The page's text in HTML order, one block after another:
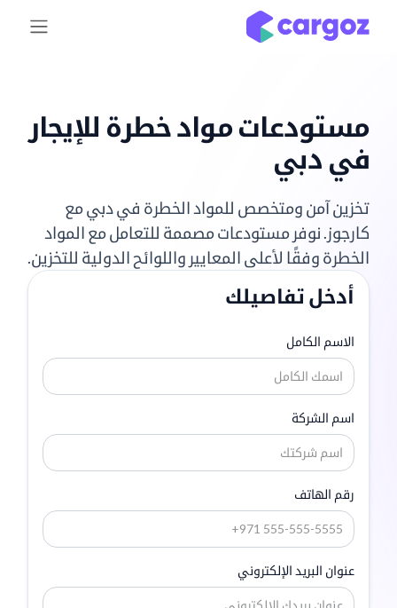
تخطي للذهاب إلى المحتوى
مستودعات مواد خطرة للإيجار
في دبي
تخزين آمن ومتخصص للمواد الخطرة في دبي مع
كارجوز. نوفر مستودعات مصممة للتعامل مع المواد
الخطرة وفقًا لأعلى المعايير واللوائح الدولية للتخزين.
أدخل تفاصيلك
الاسم الكامل
اسم الشركة
رقم الهاتف
عنوان البريد الإلكتروني